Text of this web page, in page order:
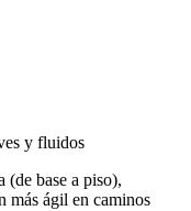
y fluidos
(de base a piso),
más ágil en caminos